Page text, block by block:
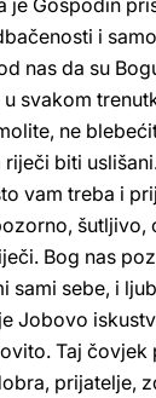
je Gospodin
i
nas da su
svakom
ne
biti
vam treba i
šutljivo,
Bog nas
sami sebe, i
Jobovo
Taj čovjek
prijatelje,